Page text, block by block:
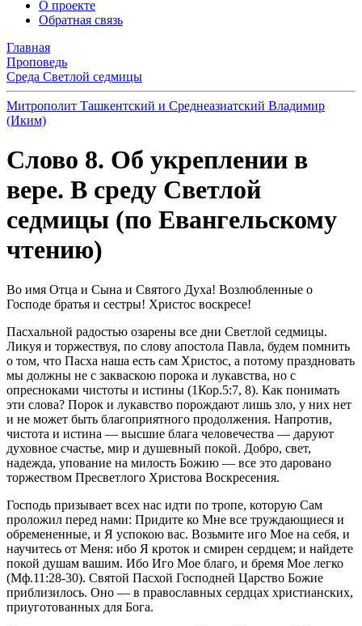
О проекте
Обратная связь
Главная
Проповедь
Среда Светлой седмицы
Митрополит Ташкентский и Среднеазиатский Владимир
(Иким)
Слово 8. Об укреплении в
вере. В среду Светлой
седмицы (по Евангельскому
чтению)
Во имя Отца и Сына и Святого Духа! Возлюбленные о
Господе братья и сестры! Христос воскресе!
Пасхальной радостью озарены все дни Светлой седмицы.
Ликуя и торжествуя, по слову апостола Павла, будем помнить
о том, что Пасха наша есть сам Христос, а потому праздновать
мы должны не с закваскою порока и лукавства, но с
опресноками чистоты и истины (1Кор.5:7, 8). Как понимать
эти слова? Порок и лукавство порождают лишь зло, у них нет
и не может быть благоприятного продолжения. Напротив,
чистота и истина — высшие блага человечества — даруют
духовное счастье, мир и душевный покой. Добро, свет,
надежда, упование на милость Божию — все это даровано
торжеством Пресветлого Христова Воскресения.
Господь призывает всех нас идти по тропе, которую Сам
проложил перед нами: Придите ко Мне все труждающиеся и
обремененные, и Я успокою вас. Возьмите иго Мое на себя, и
научитесь от Меня: ибо Я кроток и смирен сердцем; и найдете
покой душам вашим. Ибо Иго Мое благо, и бремя Мое легко
(Мф.11:28-30). Святой Пасхой Господней Царство Божие
приблизилось. Оно — в православных сердцах христианских,
приуготованных для Бога.